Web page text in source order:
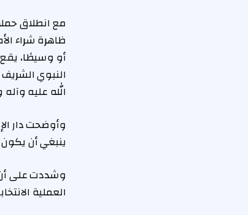
مع انطلاق
ظاهرة شراء
أو وسيطًا، يقع
النبوي
الله عليه
وأوضحت دار
ينبغي أن
وشددت على أن
العملية